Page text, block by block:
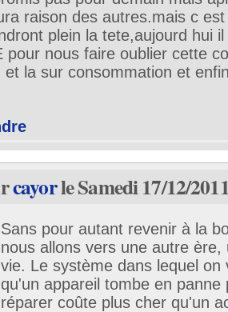
raison des autres.mais c
plein la tete,aujourd hui
pour nous faire oublier cette
et la sur consommation et
cayorle Samedi 17/12/
Sans pour autant revenir à la
nous allons vers une autre
vie. Le système dans lequel on
qu'un appareil tombe en panne
réparer coûte plus cher qu'un